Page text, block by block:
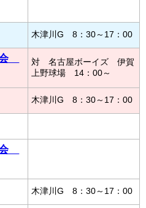
木津川G 8：30～17：00
会
対 名古屋ボーイズ 伊賀
上野球場 14：00～
木津川G 8：30～17：00
会
木津川G 8：30～17：00